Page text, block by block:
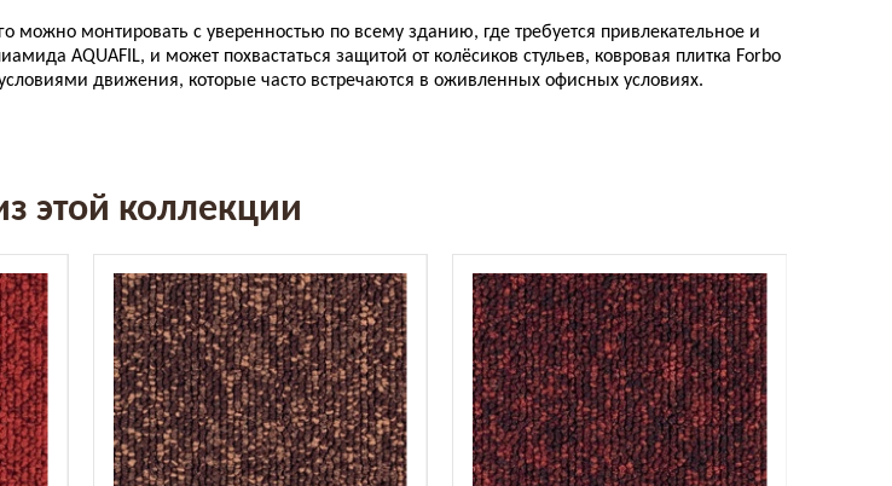
можно монтировать с уверенностью по всему зданию, где требуется привлекательное и
AQUAFIL, и может похвастаться защитой от колёсиков стульев, ковровая плитка Forbo
движения, которые часто встречаются в оживленных офисных условиях.
этой коллекции